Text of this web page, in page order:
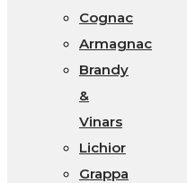
Cognac
Armagnac
Brandy
&
Vinars
Lichior
Grappa